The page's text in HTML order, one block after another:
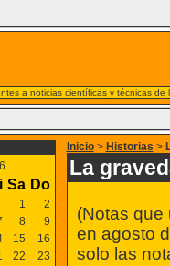
a noticias científicas y técnicas de
Sa Do
1
2
8
9
15
16
22
23
Inicio> Historias >
La
(Notas que
en agosto
solo las